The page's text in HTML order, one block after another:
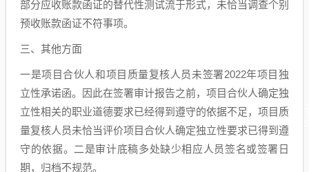
部分应收账款函证的替代性测试流于形式，未恰当调查个别
预收账款函证不符事项。
三、其他方面
一是项目合伙人和项目质量复核人员未签署2022年项目独
立性承诺函。因此在签署审计报告之前，项目合伙人确定独
立性相关的职业道德要求已经得到遵守的依据不足，项目质
量复核人员未恰当评价项目合伙人确定独立性要求已得到遵
守的依据。二是审计底稿多处缺少相应人员签名或签署日
期，归档不规范。